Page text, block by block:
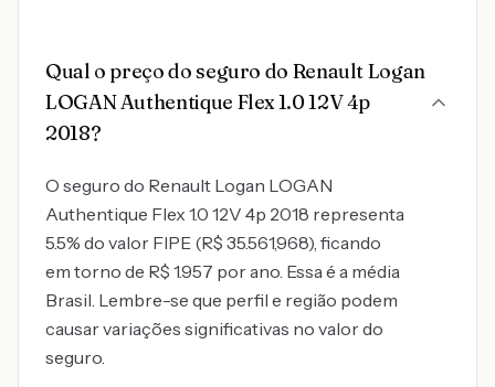
Qual o preço do seguro do Renault Logan
LOGAN Authentique Flex 1.0 12V 4p
2018?
O seguro do Renault Logan LOGAN
Authentique Flex 1.0 12V 4p 2018 representa
5.5% do valor FIPE (R$ 35.561,968), ficando
em torno de R$ 1.957 por ano. Essa é a média
Brasil. Lembre-se que perfil e região podem
causar variações significativas no valor do
seguro.